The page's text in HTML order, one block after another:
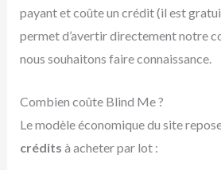
payant et coûte un crédit (il est
permet d’avertir directement notre
nous souhaitons faire connaissance.
Combien coûte Blind Me ?
Le modèle économique du site
crédits à acheter par lot :